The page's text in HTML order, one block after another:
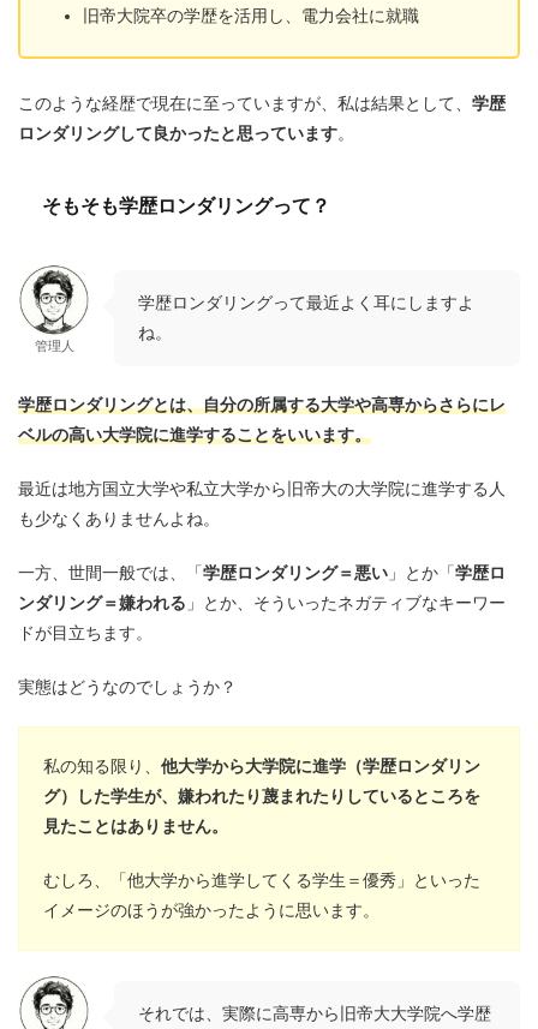
旧帝大院卒の学歴を活用し、電力会社に就職
このような経歴で現在に至っていますが、私は結果として、 学歴
ロンダリングして良かったと思っています。
そもそも学歴ロンダリングって？
管理人
学歴ロンダリングって最近よく耳にしますよ
ね。
学歴ロンダリングとは、自分の所属する大学や高専からさらにレ
ベルの高い大学院に進学することをいいます。
最近は地方国立大学や私立大学から旧帝大の大学院に進学する人
も少なくありませんよね。
一方、世間一般では、「学歴ロンダリング＝悪い 」とか「学歴ロ
ンダリング＝嫌われる 」とか、そういったネガティブなキーワー
ドが目立ちます。
実態はどうなのでしょうか？
私の知る限り、 他大学から大学院に進学（学歴ロンダリン
グ）した学生が、 嫌われたり蔑まれたりしているところを
見たことはありません。
むしろ、「他大学から進学してくる学生＝優秀 」といった
イメージのほうが強かったように思います。
それでは、実際に高専から旧帝大大学院へ学歴